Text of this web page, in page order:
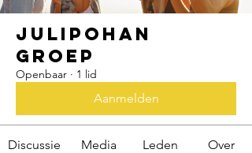
Julipohan
groep
Openbaar · 1 lid
Aanmelden
Discussie Media Leden Over